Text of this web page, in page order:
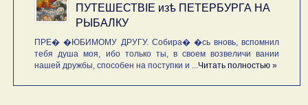
ПУТЕШЕСТВIE изѣ ПЕТЕРБУРГА НА
РЫБАЛКУ
ПРЕ� �ЮБИМОМУ ДРУГУ. Собира� �сь вновь, вспомнил
тебя душа моя, ибо только ты, в своем возвеличи вании
нашей дружбы, способен на поступки и ... Читать полностью »